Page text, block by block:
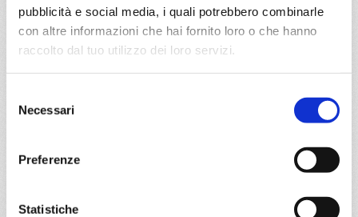
pubblicità e social media, i quali potrebbero combinarle
con altre informazioni che hai fornito loro o che hanno
raccolto dal tuo utilizzo dei loro servizi.
delNecessari
Preferenze
Statistiche
DETTAGLI
Mediterraneo
Orchestra
Valencia, Barcellona